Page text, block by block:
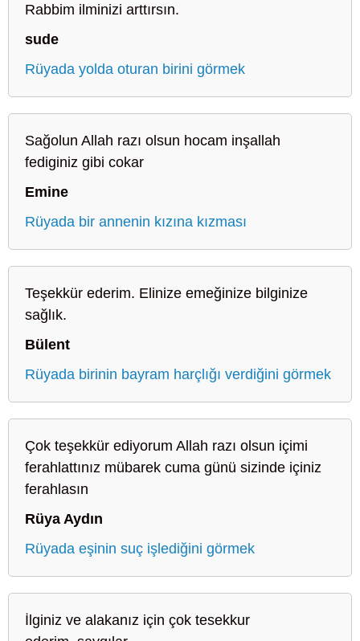
Rabbim ilminizi arttırsın.
sude
Rüyada yolda oturan birini görmek
Sağolun Allah razı olsun hocam inşallah
fediginiz gibi cokar
Emine
Rüyada bir annenin kızına kızması
Teşekkür ederim. Elinize emeğinize bilginize
sağlık.
Bülent
Rüyada birinin bayram harçlığı verdiğini görmek
Çok teşekkür ediyorum Allah razı olsun içimi
ferahlattınız mübarek cuma günü sizinde içiniz
ferahlasın
Rüya Aydın
Rüyada eşinin suç işlediğini görmek
İlginiz ve alakanız için çok tesekkur